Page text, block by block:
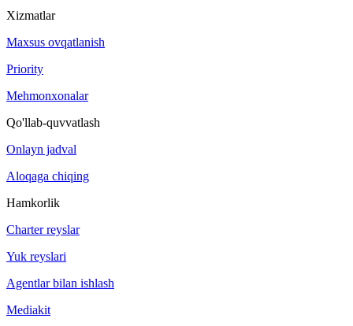
Xizmatlar
Maxsus ovqatlanish
Priority
Mehmonxonalar
Qo'llab-quvvatlash
Onlayn jadval
Aloqaga chiqing
Hamkorlik
Charter reyslar
Yuk reyslari
Agentlar bilan ishlash
Mediakit